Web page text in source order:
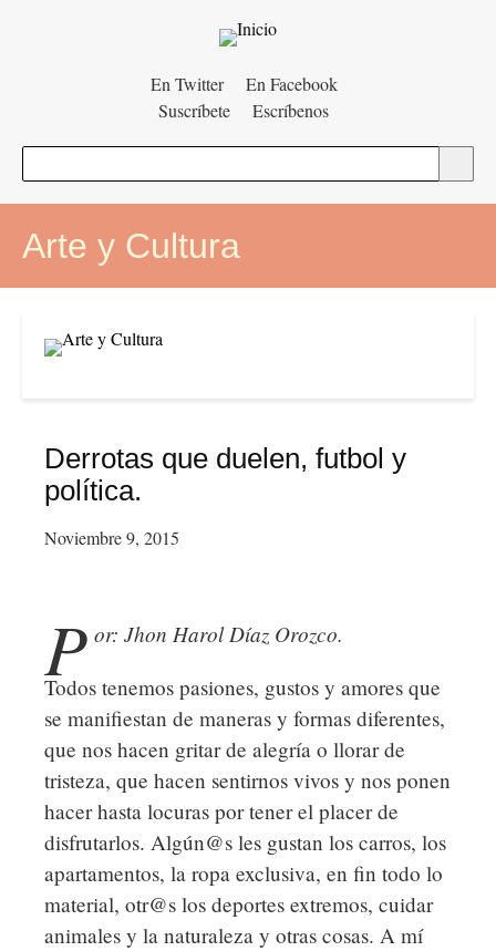
En Twitter
En Facebook
Suscríbete
Escríbenos
Arte y Cultura
Derrotas que duelen, futbol y
política.
Noviembre 9, 2015
P or: Jhon Harol Díaz Orozco.
Todos tenemos pasiones, gustos y amores que
se manifiestan de maneras y formas diferentes,
que nos hacen gritar de alegría o llorar de
tristeza, que hacen sentirnos vivos y nos ponen
hacer hasta locuras por tener el placer de
disfrutarlos. Algún@s les gustan los carros, los
apartamentos, la ropa exclusiva, en fin todo lo
material, otr@s los deportes extremos, cuidar
animales y la naturaleza y otras cosas. A mí